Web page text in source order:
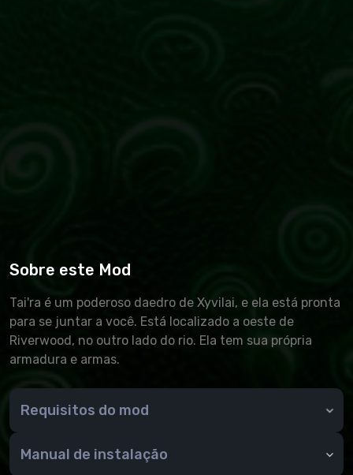
Sobre este Mod
Tai'ra é um poderoso daedro de Xyvilai, e ela está pronta
para se juntar a você. Está localizado a oeste de
Riverwood, no outro lado do rio. Ela tem sua própria
armadura e armas.
Requisitos do mod
Texturas v1.2.3.5 substituídas por texturas de
resolução mais alta (texturas 4K). Os recursos de
Manual de instalação